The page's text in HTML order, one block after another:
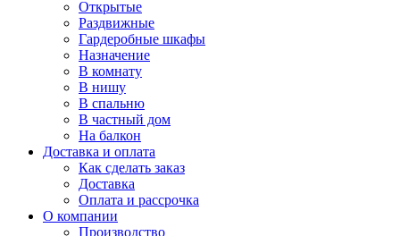
Открытые
Раздвижные
Гардеробные шкафы
Назначение
В комнату
В нишу
В спальню
В частный дом
На балкон
Доставка и оплата
Как сделать заказ
Доставка
Оплата и рассрочка
О компании
Производство